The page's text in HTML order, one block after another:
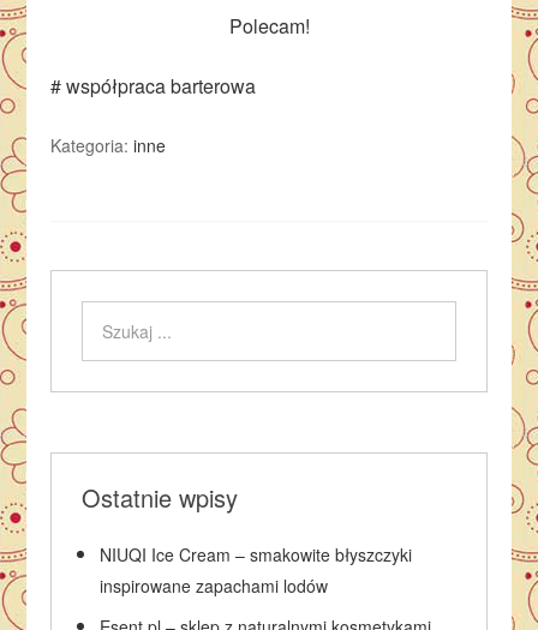
Polecam!
# współpraca barterowa
Kategoria:inne
Ostatnie wpisy
NIUQI Ice Cream – smakowite błyszczyki
inspirowane zapachami lodów